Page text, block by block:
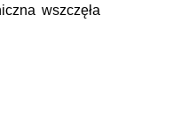
wszczęła